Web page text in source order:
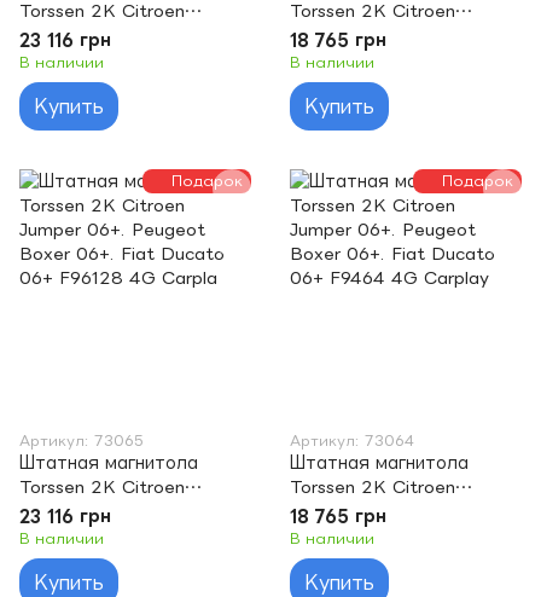
Torssen 2K Citroen
Jumpy/SpaceTourer
16+/Expert 16+/Vivaro 19+
F96128 4G Carplay D
23 116 грн
В наличии
Купить
Torssen 2K Citroen
Jumpy/SpaceTourer
16+/Expert 16+/Vivaro 19+
F9464 4G Carplay DS
18 765 грн
В наличии
Купить
Подарок
Артикул: 73065
Штатная магнитола
Torssen 2K Citroen
Jumper 06+. Peugeot
Boxer 06+. Fiat Ducato
06+ F96128 4G Carpla
23 116 грн
В наличии
Купить
Подарок
Артикул: 73064
Штатная магнитола
Torssen 2K Citroen
Jumper 06+. Peugeot
Boxer 06+. Fiat Ducato
06+ F9464 4G Carplay
18 765 грн
В наличии
Купить